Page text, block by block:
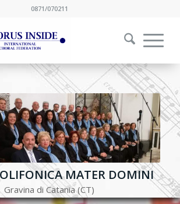
0871/070211
MATER DOMINI
Gravina di Catania (CT)